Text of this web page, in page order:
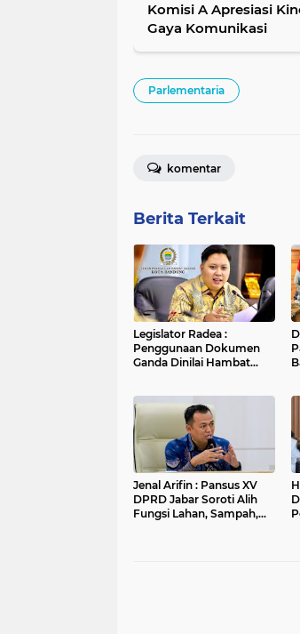
Komisi A Apresiasi
Gaya Komunikasi
Parlementaria
komentar
Berita Terkait
Legislator Radea :
Penggunaan Dokumen
Ganda Dinilai Hambat
Sampah di Kota Bandung
Jenal Arifin : Pansus XV
DPRD Jabar Soroti Alih
Fungsi Lahan, Sampah,